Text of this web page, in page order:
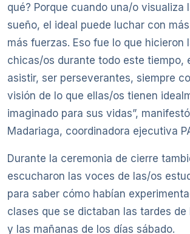
qué? Porque cuando una/o visualiza
sueño, el ideal puede luchar con
más fuerzas. Eso fue lo que hicieron
chicas/os durante todo este tiempo,
asistir, ser perseverantes, siempre
visión de lo que ellas/os tienen
imaginado para sus vidas”,
Madariaga, coordinadora ejecutiva
Durante la ceremonia de cierre
escucharon las voces de las/os
para saber cómo habían
clases que se dictaban las tardes de
y las mañanas de los días sábado.